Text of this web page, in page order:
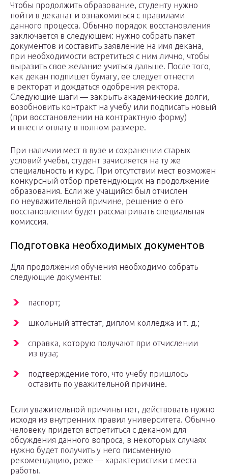
Чтобы продолжить образование, студенту нужно
пойти в деканат и ознакомиться с правилами
данного процесса. Обычно порядок восстановления
заключается в следующем: нужно собрать пакет
документов и составить заявление на имя декана,
при необходимости встретиться с ним лично, чтобы
выразить свое желание учиться дальше. После того,
как декан подпишет бумагу, ее следует отнести
в ректорат и дождаться одобрения ректора.
Следующие шаги — закрыть академические долги,
возобновить контракт на учебу или подписать новый
(при восстановлении на контрактную форму)
и внести оплату в полном размере.
При наличии мест в вузе и сохранении старых
условий учебы, студент зачисляется на ту же
специальность и курс. При отсутствии мест возможен
конкурсный отбор претендующих на продолжение
образования. Если же учащийся был отчислен
по неуважительной причине, решение о его
восстановлении будет рассматривать специальная
комиссия.
Подготовка необходимых документов
Для продолжения обучения необходимо собрать
следующие документы:
паспорт;
школьный аттестат, диплом колледжа и т. д.;
справка, которую получают при отчислении
из вуза;
подтверждение того, что учебу пришлось
оставить по уважительной причине.
Если уважительной причины нет, действовать нужно
исходя из внутренних правил университета. Обычно
человеку придется встретиться с деканом для
обсуждения данного вопроса, в некоторых случаях
нужно будет получить у него письменную
рекомендацию, реже — характеристики с места
работы.